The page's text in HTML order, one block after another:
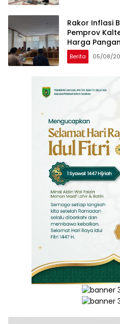
Rakor Inflasi
Pemprov
Harga Pangan
Berita 05/08/